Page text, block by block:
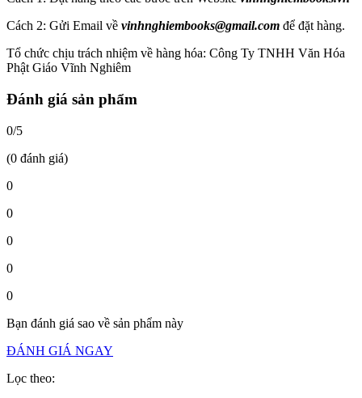
Cách 2: Gửi Email về vinhnghiembooks@gmail.com để đặt hàng.
Tổ chức chịu trách nhiệm về hàng hóa: Công Ty TNHH Văn Hóa
Phật Giáo Vĩnh Nghiêm
Đánh giá sản phẩm
0/5
(0 đánh giá)
0
0
0
0
0
Bạn đánh giá sao về sản phẩm này
ĐÁNH GIÁ NGAY
Lọc theo: